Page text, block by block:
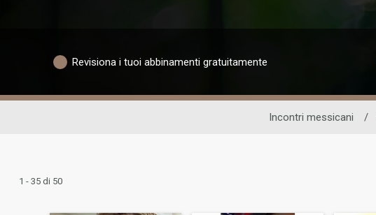
Revisiona i tuoi abbinamenti gratuitamente
Incontri messicani /
1 - 35 di 50